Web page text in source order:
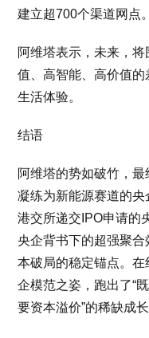
建立超700个渠道网点。
阿维塔表示，未来，
值、高智能、高价值
生活体验。
结语
阿维塔的势如破竹，最
凝练为新能源赛道的
港交所递交IPO申请的
央企背书下的超强聚
本破局的稳定锚点。
企模范之姿，跑出了“
要资本溢价”的稀缺成长